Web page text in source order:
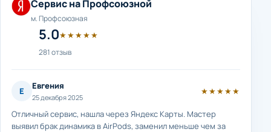
Сервис на Профсоюзной
м. Профсоюзная
5.0★★★★★
281 отзыв
Е Евгения
25 декабря 2025
★★★★★
Отличный сервис, нашла через Яндекс Карты. Мастер
выявил брак динамика в AirPods, заменил меньше чем за